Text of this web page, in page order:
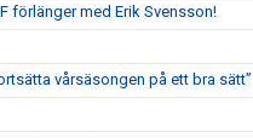
förlänger med Erik Svensson!
vårsäsongen på ett bra sätt”